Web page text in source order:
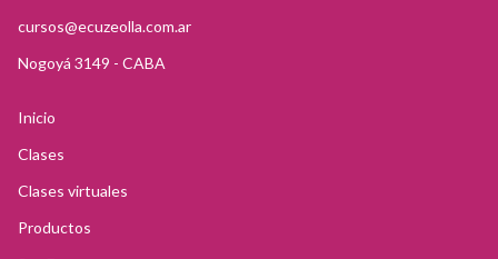
cursos@ecuzeolla.com.ar
Nogoyá 3149 - CABA
Inicio
Clases
Clases virtuales
Productos